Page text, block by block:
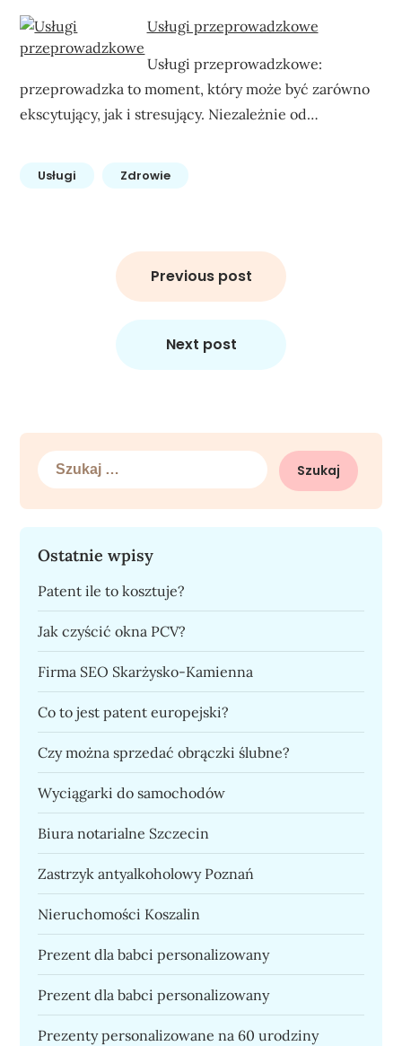
Usługi przeprowadzkowe
Usługi przeprowadzkowe:
przeprowadzka to moment, który może być zarówno
ekscytujący, jak i stresujący. Niezależnie od…
Usługi Zdrowie
Previous post
Next post
Szukaj:
Ostatnie wpisy
Patent ile to kosztuje?
Jak czyścić okna PCV?
Firma SEO Skarżysko-Kamienna
Co to jest patent europejski?
Czy można sprzedać obrączki ślubne?
Wyciągarki do samochodów
Biura notarialne Szczecin
Zastrzyk antyalkoholowy Poznań
Nieruchomości Koszalin
Prezent dla babci personalizowany
Prezent dla babci personalizowany
Prezenty personalizowane na 60 urodziny